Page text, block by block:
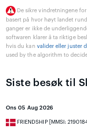
De sikre vindretningene
basert på hvor høyt landet
ganger er ikke de
softwaren klarer å ta riktige
hvis du kan valider eller juster
used by the algorithm to
Siste besøk til
Ons 05 Aug 2026
FRIENDSHIP [MMSI: